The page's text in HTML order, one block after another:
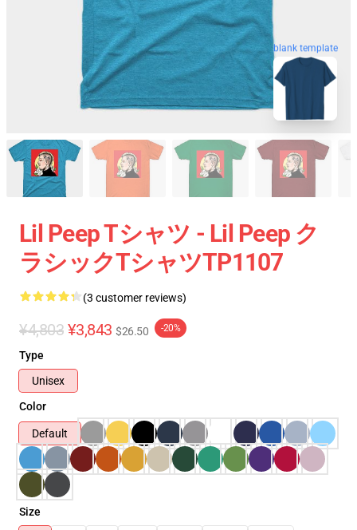
blank template
Lil Peep Tシャツ - Lil Peep ク
ラシックTシャツTP1107
(3 customer reviews)
¥4,803 ¥3,843 $26.50 -20%
Type
Unisex
Color
Default
Size